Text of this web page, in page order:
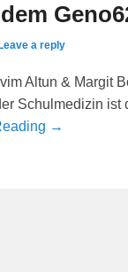
a reply
Altun & Margit
Schulmedizin
→